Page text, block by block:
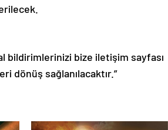
bildirimlerinizi bize iletişim sayfası
dönüş sağlanılacaktır.”